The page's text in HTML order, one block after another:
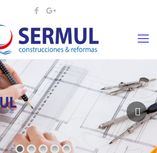
¡¡DAMOS VIDA A SUS